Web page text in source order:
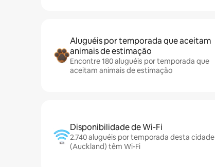
Aluguéis por temporada que aceitam
animais de estimação
Encontre 180 aluguéis por temporada que
aceitam animais de estimação
Disponibilidade de Wi-Fi
2.740 aluguéis por temporada desta cidade
(Auckland) têm Wi-Fi